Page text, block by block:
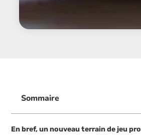
Sommaire
En bref, un nouveau terrain de jeu pro